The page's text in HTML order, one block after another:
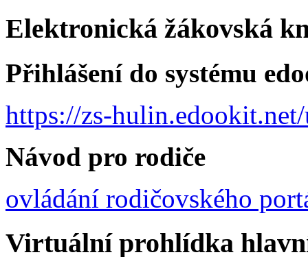
Elektronická žákovská
Přihlášení do systému
https://zs-
Návod pro rodiče
ovládání rodičovského
Virtuální prohlídka